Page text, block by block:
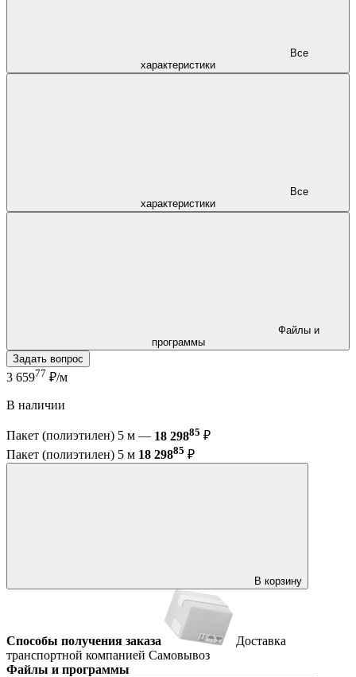
характеристики
характеристики
программы
Задать вопрос
3 65977 ₽/м
В наличии
Пакет (полиэтилен) 5 м — 18 29885 ₽
Пакет (полиэтилен) 5 м 18 29885 ₽
В корзину
Способы получения заказа
Доставка
транспортной компанией Самовывоз
Файлы и программы